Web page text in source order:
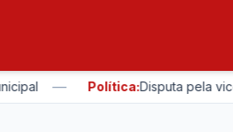
— Política:Disputa pela vice de